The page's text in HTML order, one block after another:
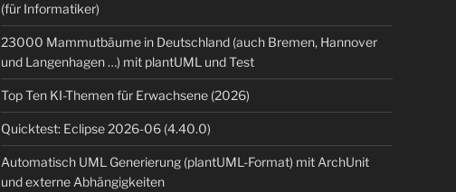
(für Informatiker)
23000 Mammutbäume in Deutschland (auch Bremen, Hannover
und Langenhagen …) mit plantUML und Test
Top Ten KI-Themen für Erwachsene (2026)
Quicktest: Eclipse 2026-06 (4.40.0)
Automatisch UML Generierung (plantUML-Format) mit ArchUnit
und externe Abhängigkeiten